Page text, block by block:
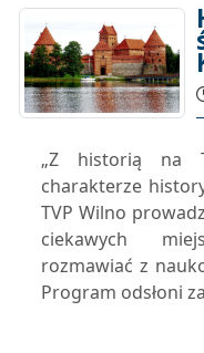
„Z historią na
charakterze
TVP Wilno
ciekawych
rozmawiać z
Program odsłoni